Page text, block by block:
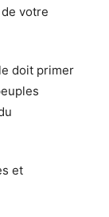
votre
doit primer
et